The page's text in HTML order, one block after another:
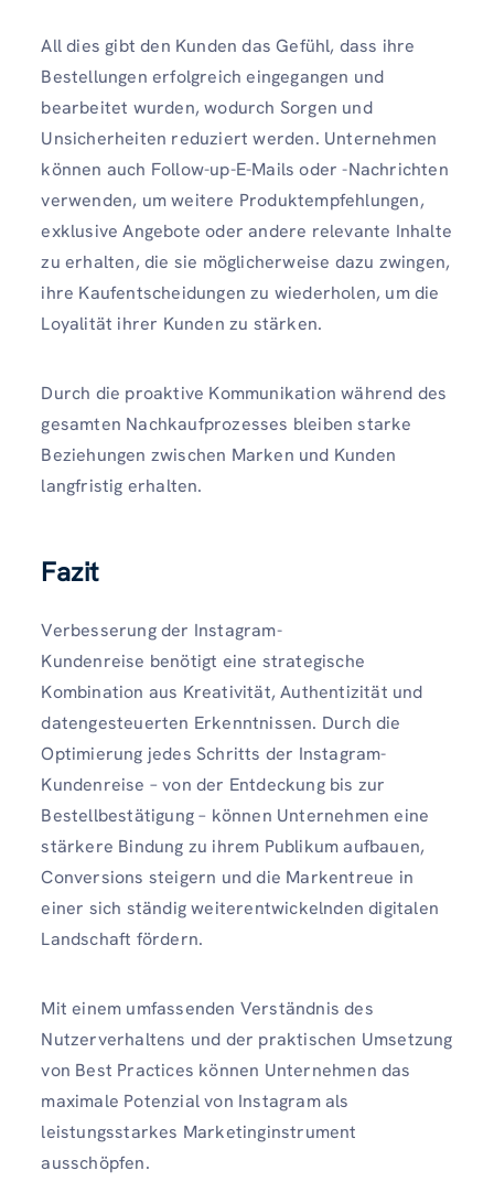
All dies gibt den Kunden das Gefühl, dass ihre
Bestellungen erfolgreich eingegangen und
bearbeitet wurden, wodurch Sorgen und
Unsicherheiten reduziert werden. Unternehmen
können auch Follow-up-E-Mails oder -Nachrichten
verwenden, um weitere Produktempfehlungen,
exklusive Angebote oder andere relevante Inhalte
zu erhalten, die sie möglicherweise dazu zwingen,
ihre Kaufentscheidungen zu wiederholen, um die
Loyalität ihrer Kunden zu stärken.
Durch die proaktive Kommunikation während des
gesamten Nachkaufprozesses bleiben starke
Beziehungen zwischen Marken und Kunden
langfristig erhalten.
Fazit
Verbesserung der Instagram-
Kundenreise benötigt eine strategische
Kombination aus Kreativität, Authentizität und
datengesteuerten Erkenntnissen. Durch die
Optimierung jedes Schritts der Instagram-
Kundenreise – von der Entdeckung bis zur
Bestellbestätigung – können Unternehmen eine
stärkere Bindung zu ihrem Publikum aufbauen,
Conversions steigern und die Markentreue in
einer sich ständig weiterentwickelnden digitalen
Landschaft fördern.
Mit einem umfassenden Verständnis des
Nutzerverhaltens und der praktischen Umsetzung
von Best Practices können Unternehmen das
maximale Potenzial von Instagram als
leistungsstarkes Marketinginstrument
ausschöpfen.